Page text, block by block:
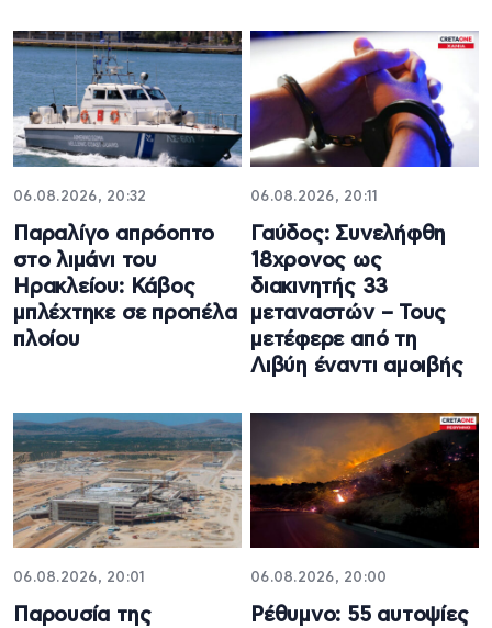
06.08.2026, 20:32
Παραλίγο απρόοπτο
στο λιμάνι του
Ηρακλείου: Κάβος
μπλέχτηκε σε προπέλα
πλοίου
06.08.2026, 20:11
Γαύδος: Συνελήφθη
18χρονος ως
διακινητής 33
μεταναστών – Τους
μετέφερε από τη
Λιβύη έναντι αμοιβής
06.08.2026, 20:01
Παρουσία της
06.08.2026, 20:00
Ρέθυμνο: 55 αυτοψίες